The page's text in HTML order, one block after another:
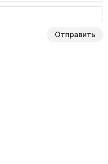
Отправить